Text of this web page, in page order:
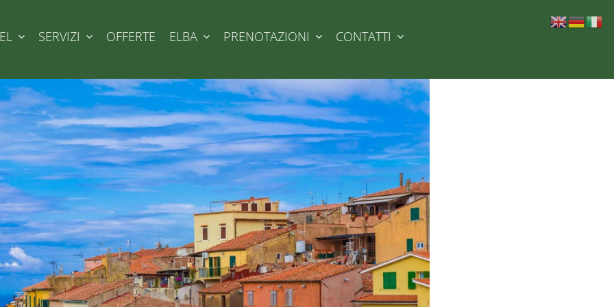
SERVIZI OFFERTE ELBA PRENOTAZIONI CONTATTI